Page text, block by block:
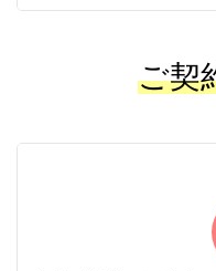
ご契